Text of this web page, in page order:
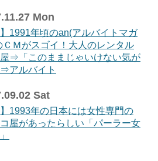
Mon
】1991年頃のan(アルバイトマガ
ＣＭがスゴイ！大人のレンタル
屋⇒「このままじゃいけない気が
アルバイト
Sat
】1993年の日本には女性専門の
屋があったらしい「パーラー女